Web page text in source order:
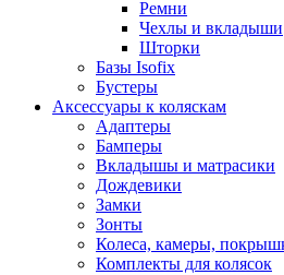
Ремни
Чехлы и вкладыши
Шторки
Базы Isofix
Бустеры
Аксессуары к коляскам
Адаптеры
Бамперы
Вкладышы и матрасики
Дождевики
Замки
Зонты
Колеса, камеры,
Комплекты для колясок